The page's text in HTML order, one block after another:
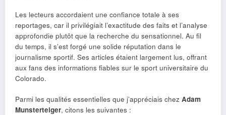
Les lecteurs accordaient une confiance totale à ses
reportages, car il privilégiait l’exactitude des faits et l’analyse
approfondie plutôt que la recherche du sensationnel. Au fil
du temps, il s’est forgé une solide réputation dans le
journalisme sportif. Ses articles étaient largement lus, offrant
aux fans des informations fiables sur le sport universitaire du
Colorado.
Parmi les qualités essentielles que j’appréciais chez Adam
Munsterteiger, citons les suivantes :